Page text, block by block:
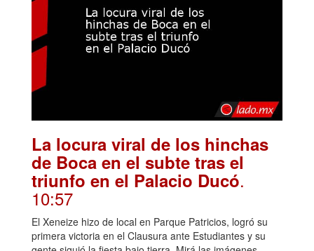
La locura viral de los hinchas
de Boca en el subte tras el
triunfo en el Palacio Ducó.
10:57
El Xeneize hizo de local en Parque Patricios, logró su
primera victoria en el Clausura ante Estudiantes y su